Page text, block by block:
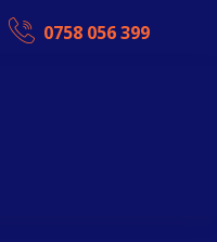
0758 056 399